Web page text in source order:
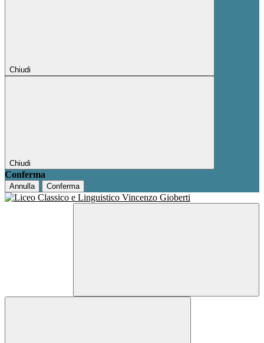
Chiudi
Chiudi
Conferma
Annulla Conferma